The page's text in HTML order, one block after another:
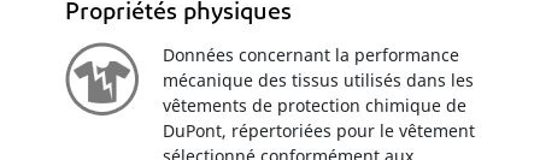
Propriétés physiques
Données concernant la performance
mécanique des tissus utilisés dans les
vêtements de protection chimique de
DuPont, répertoriées pour le vêtement